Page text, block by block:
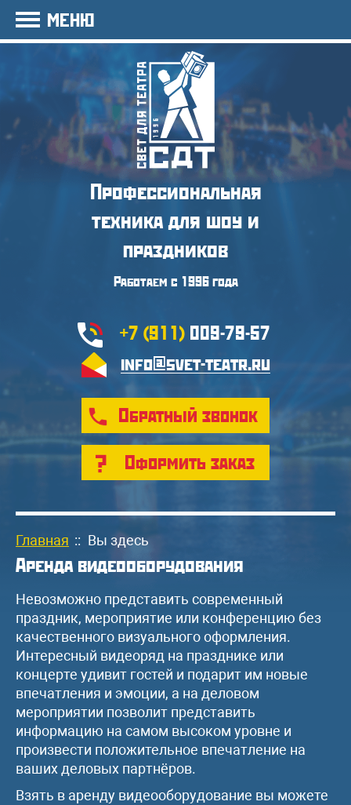
Профессиональная
техника для шоу и
праздников
Работаем с 1996 года
+7 (911) 009-79-57
info@svet-teatr.ru
Обратный звонок
Оформить заказ
Главная :: Вы здесь
Аренда видеооборудования
Невозможно представить современный
праздник, мероприятие или конференцию без
качественного визуального оформления.
Интересный видеоряд на празднике или
концерте удивит гостей и подарит им новые
впечатления и эмоции, а на деловом
мероприятии позволит представить
информацию на самом высоком уровне и
произвести положительное впечатление на
ваших деловых партнёров.
Взять в аренду видеооборудование вы можете
МЕНЮ